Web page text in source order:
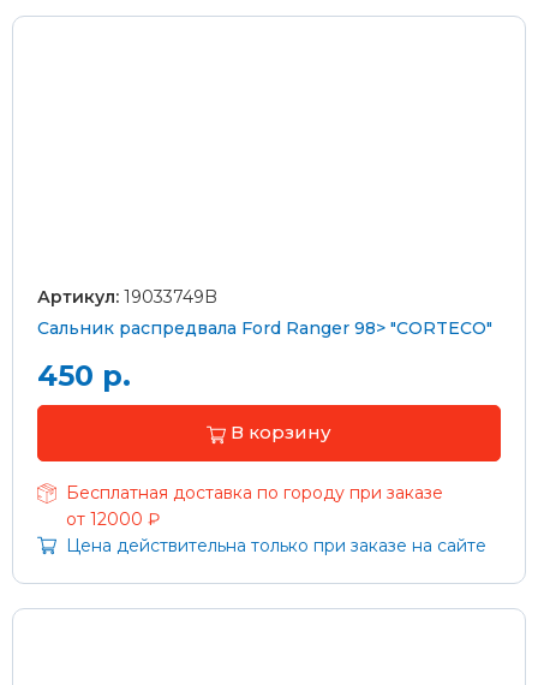
Артикул: 19033749B
Сальник распредвала Ford Ranger 98> "CORTECO"
450 р.
В корзину
Бесплатная доставка по городу при заказе
от 12000 ₽
Цена действительна только при заказе на сайте